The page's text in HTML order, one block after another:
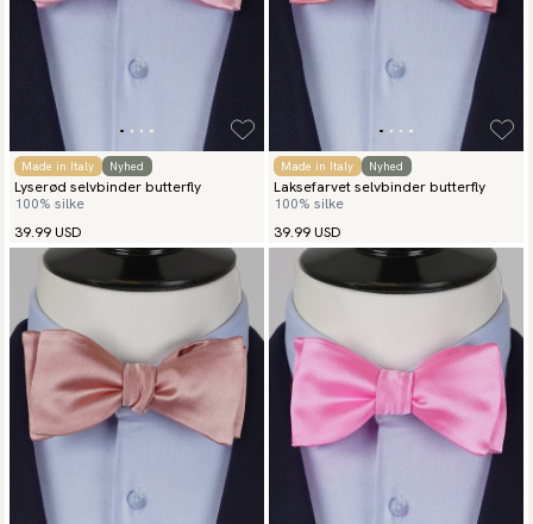
Made in Italy Nyhed
Lyserød selvbinder butterfly
100% silke
39.99 USD
Made in Italy Nyhed
Laksefarvet selvbinder butterfly
100% silke
39.99 USD